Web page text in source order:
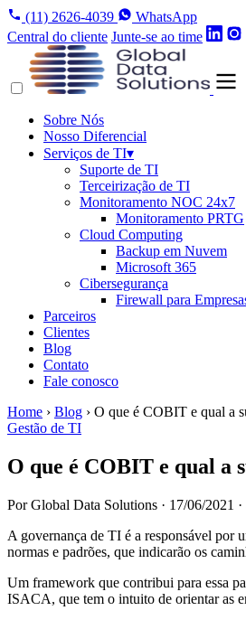
(11) 2626-4039
WhatsApp
Central do cliente Junte-se ao time
Sobre Nós
Nosso Diferencial
Serviços de TI▾
Suporte de TI
Terceirização de TI
Monitoramento NOC 24x7
Monitoramento PRTG
Cloud Computing
Backup em Nuvem
Microsoft 365
Cibersegurança
Firewall para
Parceiros
Clientes
Blog
Contato
Fale conosco
Home › Blog › O que é COBIT e qual a
Gestão de TI
O que é COBIT e qual a
Por Global Data Solutions · 17/06/2021 ·
A governança de TI é a responsável por
normas e padrões, que indicarão os
Um framework que contribui para essa
ISACA, que tem o intuito de orientar as